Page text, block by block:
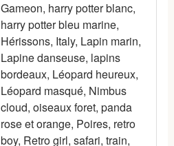
Gameon, harry potter blanc,
harry potter bleu marine,
Hérissons, Italy, Lapin marin,
Lapine danseuse, lapins
bordeaux, Léopard heureux,
Léopard masqué, Nimbus
cloud, oiseaux foret, panda
rose et orange, Poires, retro
boy, Retro girl, safari, train,